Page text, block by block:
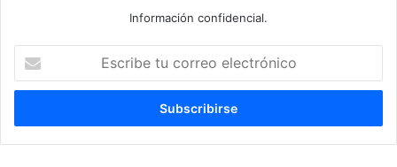
Información confidencial.
correo